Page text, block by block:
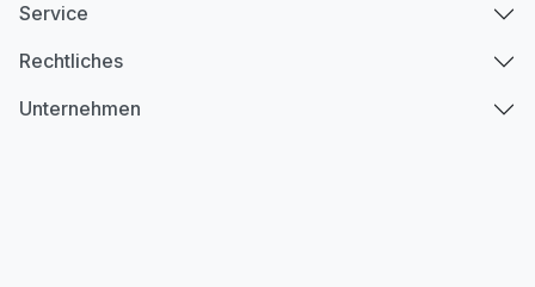
Service
Rechtliches
Unternehmen